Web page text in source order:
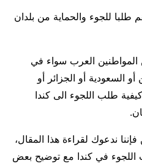
طلبا للجوء والحماية من بلدان
العرب سواء في
أو السعودية أو الجزائر أو
طلب اللجوء الى كندا
ندعوك لقراءة هذا المقال،
في كندا مع توضيح بعض